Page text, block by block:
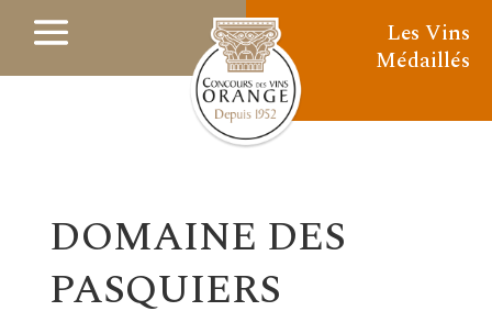
Les Vins
Médaillés
DOMAINE DES
PASQUIERS